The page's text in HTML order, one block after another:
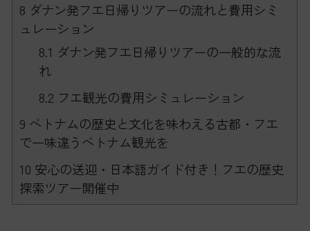
8 ダナン発フエ日帰りツアーの流れと費用シミ
ュレーション
8.1 ダナン発フエ日帰りツアーの一般的な流
れ
8.2 フエ観光の費用シミュレーション
9 ベトナムの歴史と文化を味わえる古都・フエ
で一味違うベトナム観光を
10 安心の送迎・日本語ガイド付き！フエの歴史
探索ツアー開催中